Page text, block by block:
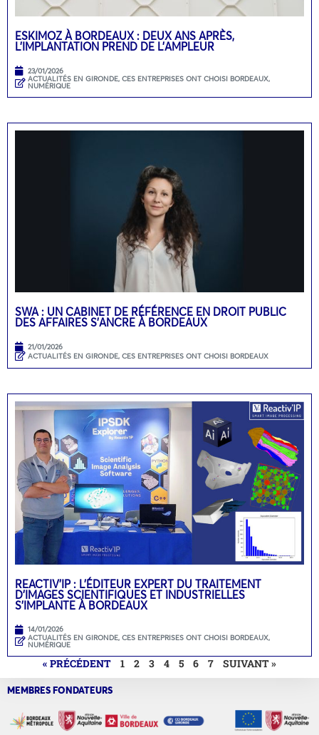
ESKIMOZ À BORDEAUX : DEUX ANS APRÈS,
L’IMPLANTATION PREND DE L’AMPLEUR
23/01/2026
ACTUALITÉS EN GIRONDE, CES ENTREPRISES ONT CHOISI BORDEAUX,
NUMÉRIQUE
SWA : UN CABINET DE RÉFÉRENCE EN DROIT PUBLIC
DES AFFAIRES S’ANCRE À BORDEAUX
21/01/2026
ACTUALITÉS EN GIRONDE, CES ENTREPRISES ONT CHOISI BORDEAUX
REACTIV’IP : L’ÉDITEUR EXPERT DU TRAITEMENT
D’IMAGES SCIENTIFIQUES ET INDUSTRIELLES
S’IMPLANTE À BORDEAUX
14/01/2026
ACTUALITÉS EN GIRONDE, CES ENTREPRISES ONT CHOISI BORDEAUX,
NUMÉRIQUE
« PRÉCÉDENT 1 2 3 4 5 6 7 SUIVANT »
MEMBRES FONDATEURS